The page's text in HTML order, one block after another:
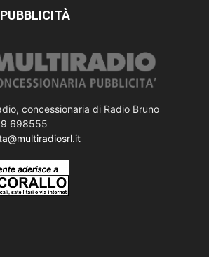
concessionaria di Radio Bruno
698555